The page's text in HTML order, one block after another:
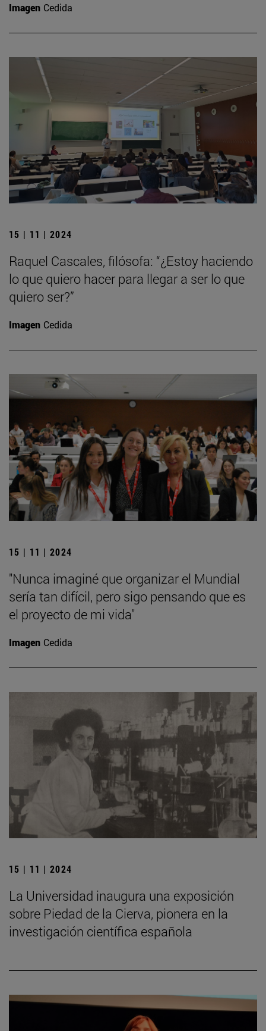
Imagen Cedida
15 | 11 | 2024
Raquel Cascales, filósofa: “¿Estoy haciendo
lo que quiero hacer para llegar a ser lo que
quiero ser?”
Imagen Cedida
15 | 11 | 2024
"Nunca imaginé que organizar el Mundial
sería tan difícil, pero sigo pensando que es
el proyecto de mi vida"
Imagen Cedida
15 | 11 | 2024
La Universidad inaugura una exposición
sobre Piedad de la Cierva, pionera en la
investigación científica española